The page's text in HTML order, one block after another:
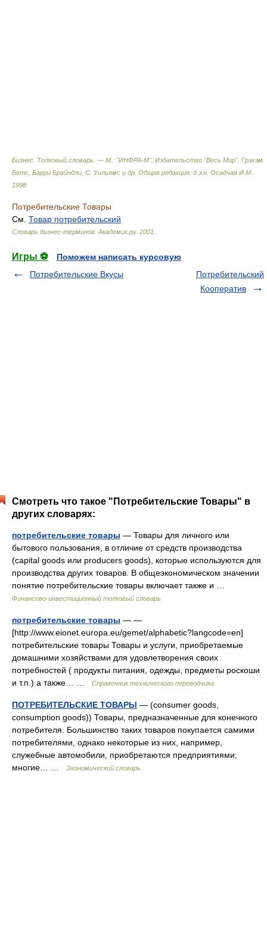
Бизнес. Толковый словарь. — М.: "ИНФРА-М", Издательство "Весь Мир". Грэхэм
Бетс, Барри Брайндли, С. Уильямс и др. Общая редакция: д.э.н. Осадчая И.М.
1998
Потребительские Товары
См. Товар потребительский
Словарь бизнес-терминов. Академик.ру. 2001
Игры ⚽
Поможем написать курсовую
Потребительские Вкусы
Потребительский
Кооператив
Смотреть что такое "Потребительские Товары" в
других словарях:
потребительские товары — Товары для личного или
бытового пользования, в отличие от средств производства
(capital goods или producers goods), которые используются для
производства других товаров. В общеэкономическом значении
понятие потребительские товары включает также и …
Финансово-инвестиционный толковый словарь
потребительские товары — —
[http://www.eionet.europa.eu/gemet/alphabetic?langcode=en]
потребительские товары Товары и услуги, приобретаемые
домашними хозяйствами для удовлетворения своих
потребностей ( продукты питания, одежды, предметы роскоши
и т.п.) а также… …
Справочник технического переводчика
ПОТРЕБИТЕЛЬСКИЕ ТОВАРЫ — (consumer goods,
consumption goods)) Товары, предназначенные для конечного
потребителя. Большинство таких товаров покупается самими
потребителями, однако некоторые из них, например,
служебные автомобили, приобретаются предприятиями;
многие… …
Экономический словарь